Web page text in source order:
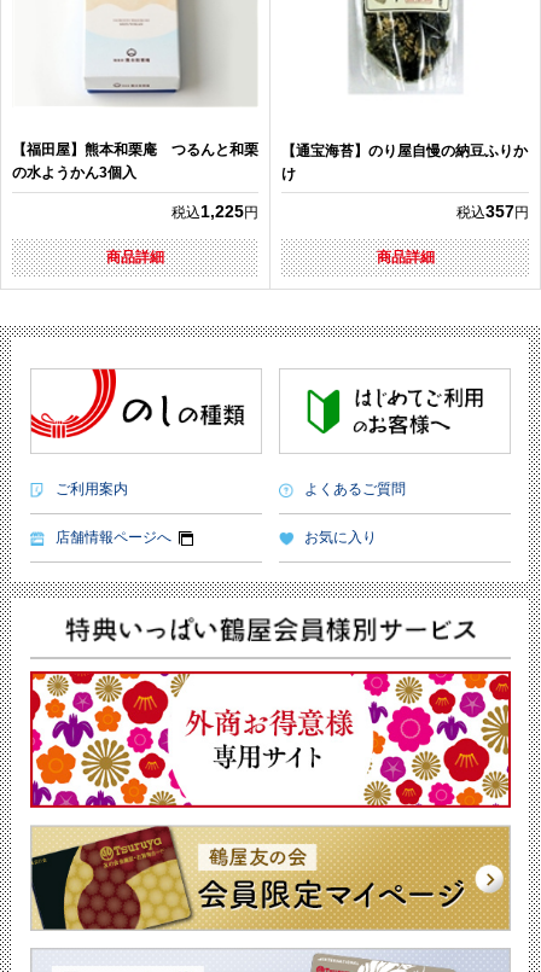
【福田屋】熊本和栗庵 つるんと和栗
の水ようかん3個入
税込1,225円
商品詳細
【通宝海苔】のり屋自慢の納豆ふりか
け
税込357円
商品詳細
ご利用案内 よくあるご質問
店舗情報ページへ お気に入り